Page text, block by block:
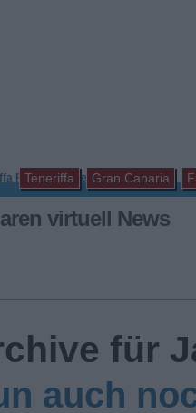
Teneriffa Gran Canaria
virtuell News
für
auch